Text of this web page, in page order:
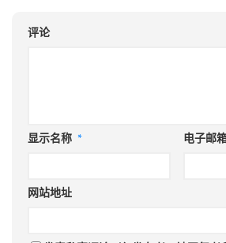
评论
显示名称 * 电子邮
网站地址